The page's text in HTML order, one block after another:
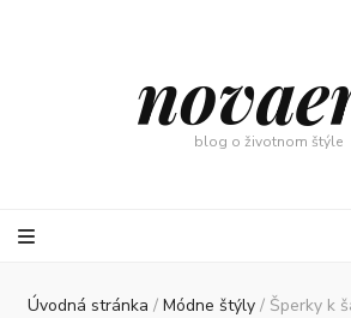
blog o životnom štýle
Úvodná stránka / Módne štýly / Šperky k